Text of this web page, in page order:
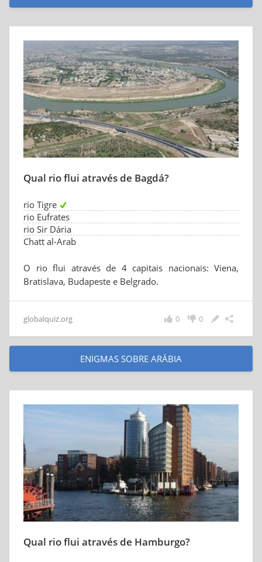
Qual rio flui através de Bagdá?
rio Tigre
rio Eufrates
rio Sir Dária
Chatt al-Arab
O rio flui através de 4 capitais nacionais: Viena,
Bratislava, Budapeste e Belgrado.
globalquiz.org 0
0
ENIGMAS SOBRE ARÁBIA
Qual rio flui através de Hamburgo?